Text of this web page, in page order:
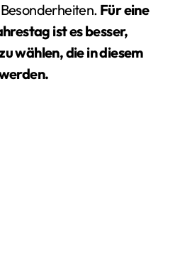
Für eine
ist es besser,
wählen, die in diesem